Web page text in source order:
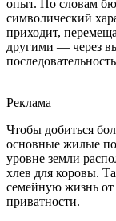
опыт. По словам
символический
приходит,
другими — через
Реклама
Чтобы добиться
основные жилые
уровне земли
хлев для коровы.
семейную жизнь
приватности.